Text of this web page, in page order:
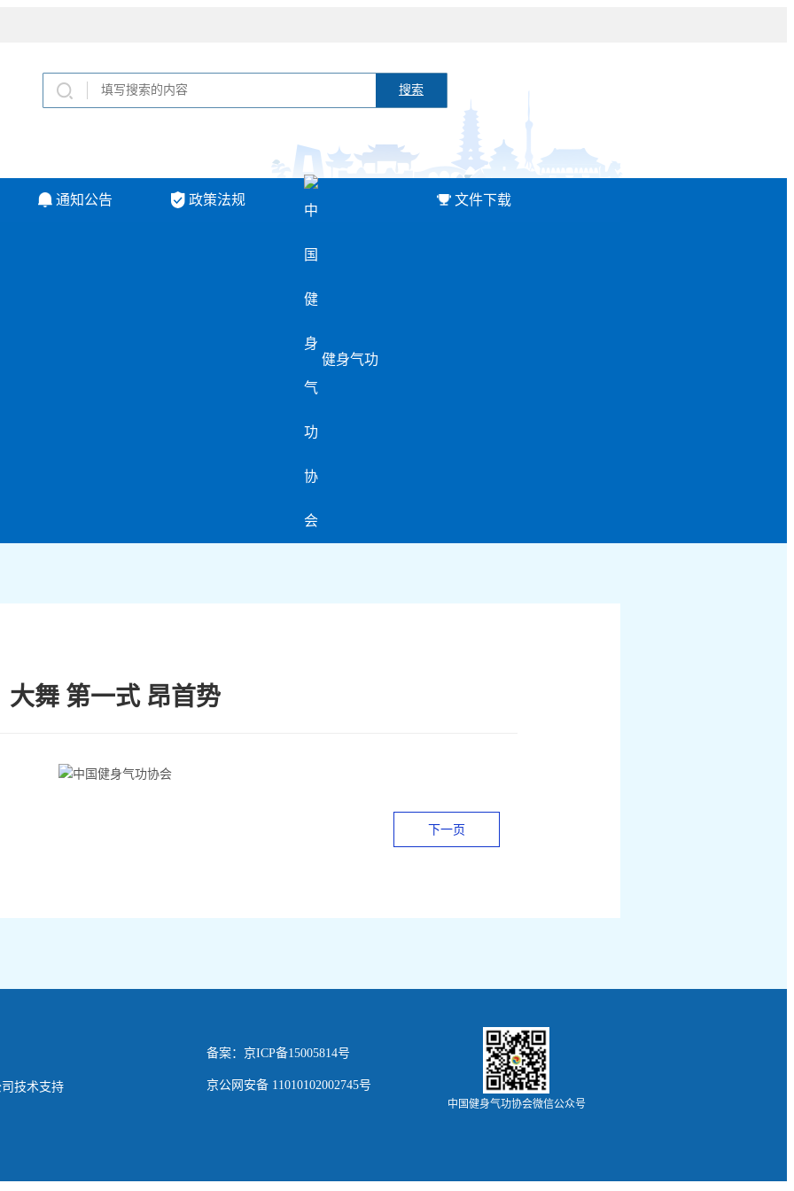
搜索
通知公告 政策法规
健身气功
文件下载
大舞 第一式 昂首势
下一页
技术支持
备案：京ICP备15005814号
京公网安备 11010102002745号
中国健身气功协会微信公众号